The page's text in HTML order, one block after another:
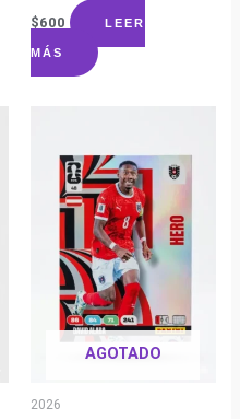
$600 LEER
MÁS
AGOTADO
2026